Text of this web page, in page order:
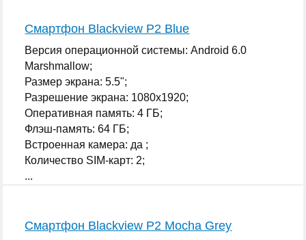
Смартфон Blackview P2 Blue
Версия операционной системы: Android 6.0
Marshmallow;
Размер экрана: 5.5";
Разрешение экрана: 1080x1920;
Оперативная память: 4 ГБ;
Флэш-память: 64 ГБ;
Встроенная камера: да ;
Количество SIM-карт: 2;
...
Смартфон Blackview P2 Mocha Grey